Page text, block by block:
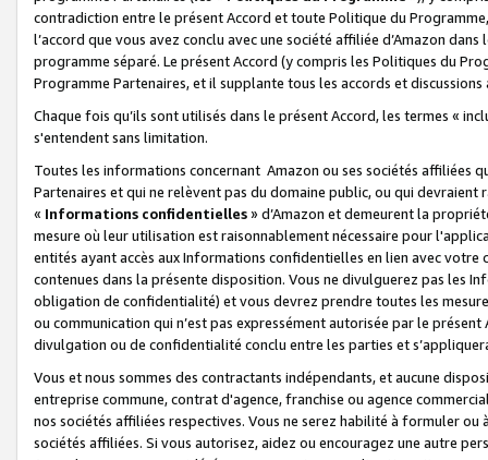
contradiction entre le présent Accord et toute Politique du
l’accord que vous avez conclu avec une société affiliée d’Amazon
programme séparé. Le présent Accord (y compris les Politiques du
Programme Partenaires, et il supplante tous les accords et discussions
Chaque fois qu’ils sont utilisés dans le présent Accord, les termes «
s'entendent sans limitation.
Toutes les informations concernant Amazon ou ses sociétés affiliées
Partenaires et qui ne relèvent pas du domaine public, ou qui
« Informations confidentielles» d’Amazon et demeurent la
mesure où leur utilisation est raisonnablement nécessaire pour
entités ayant accès aux Informations confidentielles en lien avec
contenues dans la présente disposition. Vous ne divulguerez pas les
obligation de confidentialité) et vous devrez prendre toutes les
ou communication qui n’est pas expressément autorisée par le
divulgation ou de confidentialité conclu entre les parties et
Vous et nous sommes des contractants indépendants, et aucune
entreprise commune, contrat d'agence, franchise ou agence
nos sociétés affiliées respectives. Vous ne serez habilité à formuler
sociétés affiliées. Si vous autorisez, aidez ou encouragez une autre